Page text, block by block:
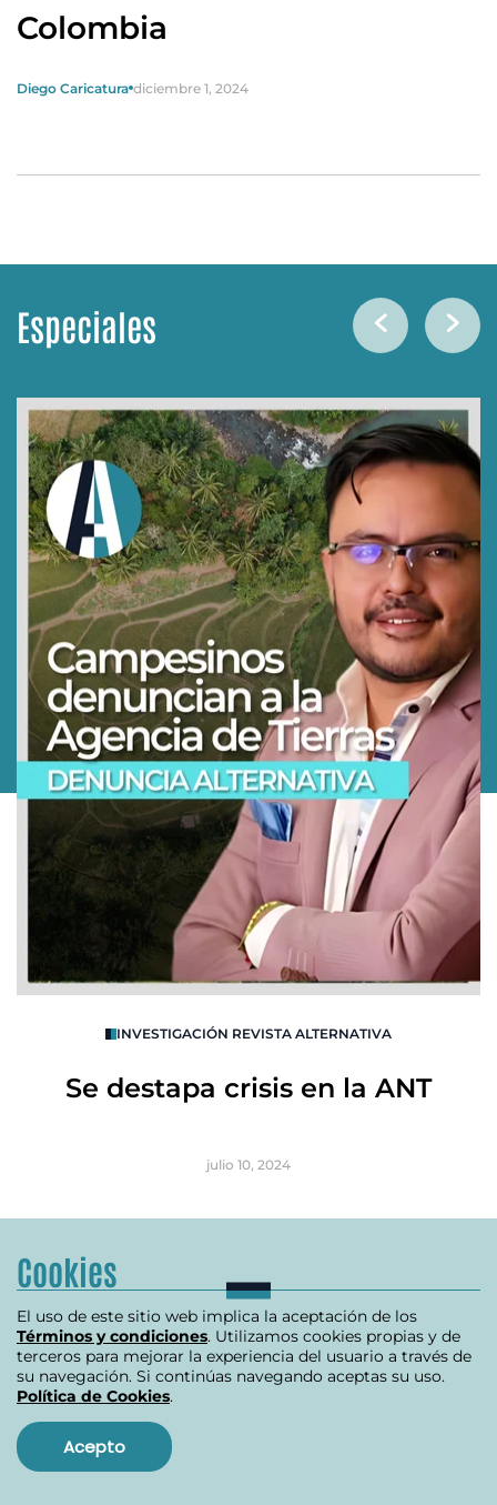
Colombia
Diego Caricatura diciembre 1, 2024
Especiales
INVESTIGACIÓN REVISTA ALTERNATIVA
Se destapa crisis en la ANT
julio 10, 2024
of
3
Cookies
El uso de este sitio web implica la aceptación de los
Términos y condiciones. Utilizamos cookies propias y de
terceros para mejorar la experiencia del usuario a través de
su navegación. Si continúas navegando aceptas su uso.
Política de Cookies.
Acepto